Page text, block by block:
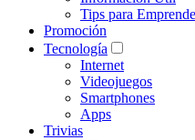
Tips para
Promoción
Tecnología
Internet
Videojuegos
Smartphones
Apps
Trivias